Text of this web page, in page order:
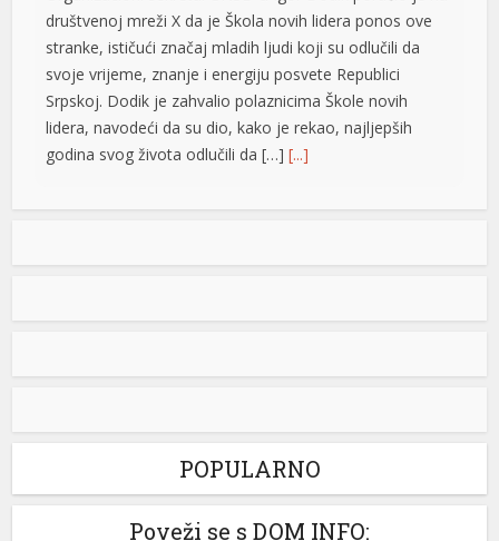
društvenoj mreži X da je Škola novih lidera ponos ove
stranke, ističući značaj mladih ljudi koji su odlučili da
svoje vrijeme, znanje i energiju posvete Republici
Srpskoj. Dodik je zahvalio polaznicima Škole novih
lidera, navodeći da su dio, kako je rekao, najljepših
godina svog života odlučili da […][...]
Jedna zemlja drži gotovo četvrtinu ekonomije EU: Novi
Vrijednost bruto domaćeg proizvoda (BDP) Evropske
najveća ekonomija Unije i dalje je Njemačka, čiji je BDP
ekonomije EU, pokazuju novi podaci Evrostata. Vodeće
originalnim motorom i mjenjačem
POPULARNO
Poveži se s DOM INFO: